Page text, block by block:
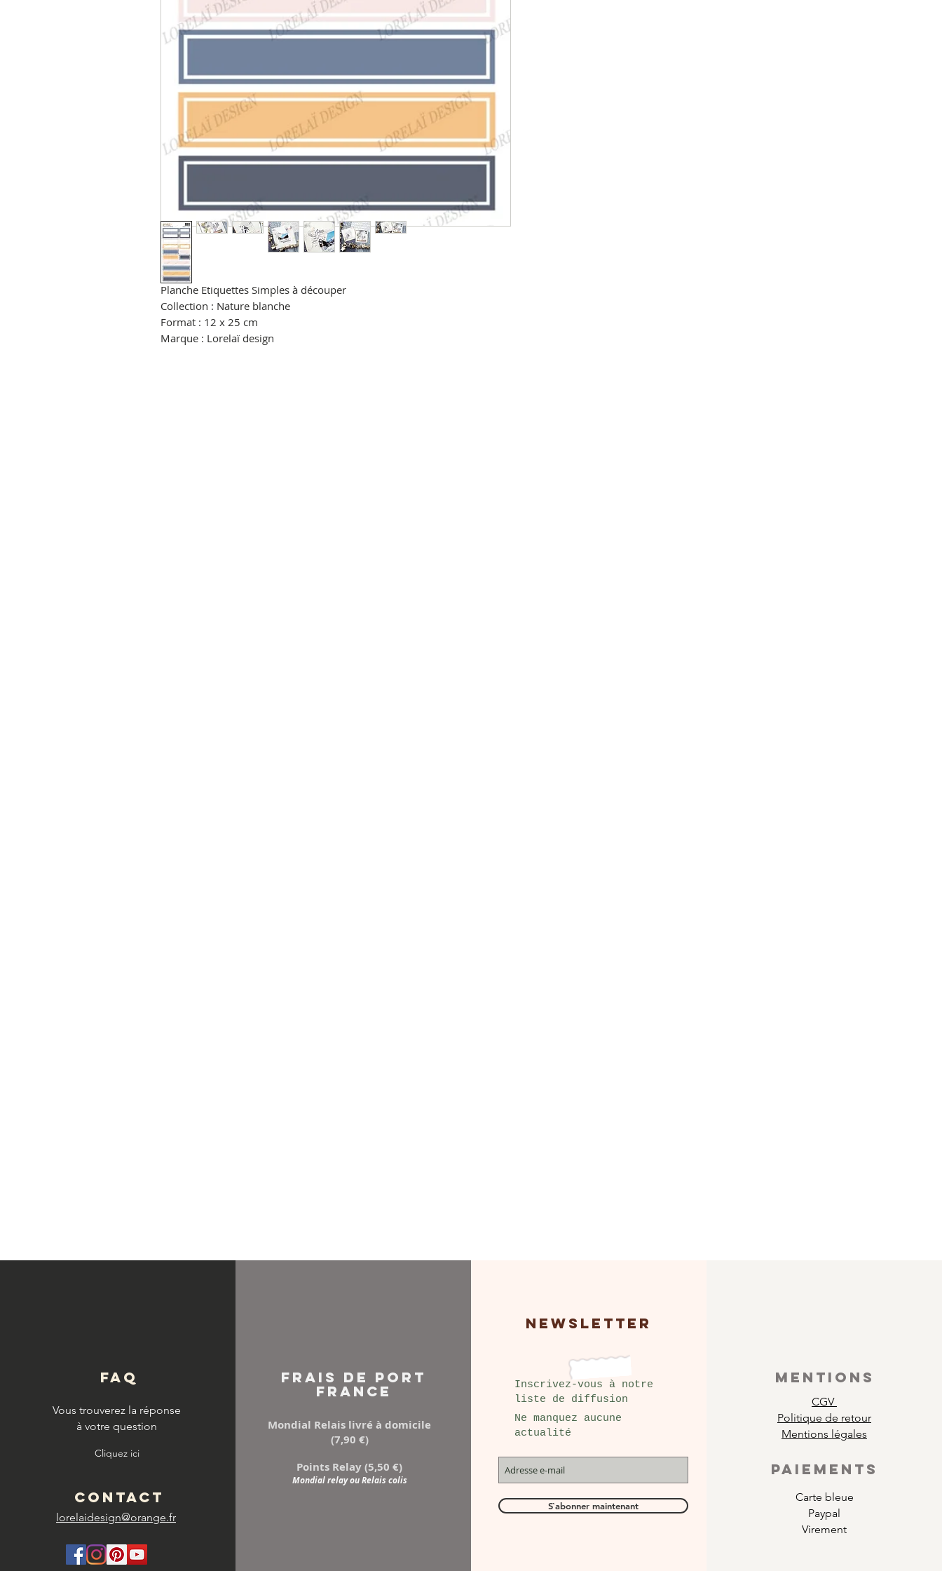
Planche Etiquettes Simples à découper
Collection : Nature blanche
Format : 12 x 25 cm
Marque : Lorelaï design
FAQ
Vous trouverez la réponse
à votre question
Cliquez ici
CONTACT
lorelaidesign@orange.fr
FRAIS DE PORT
FRANCE
Mondial Relais livré à domicile
(7,90 €)
Points Relay (5,50 €)
Mondial relay ou Relais colis
NEWSLETTER
Inscrivez-vous à notre
liste de diffusion
Ne manquez aucune
actualité
S`abonner maintenant
MENTIONS
CGV
Politique de retour
Mentions légales
PAIEMENTS
Carte bleue
Paypal
Virement